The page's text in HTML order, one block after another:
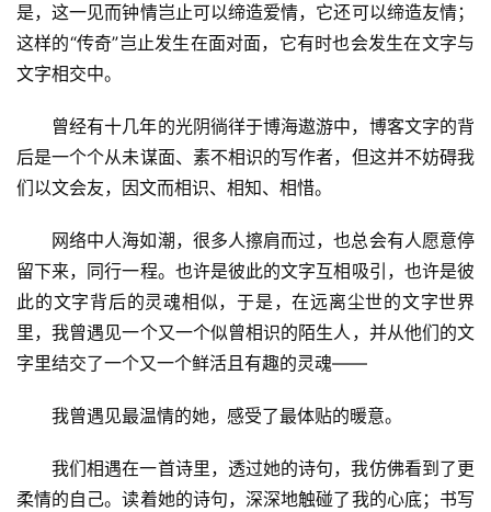
是，这一见而钟情岂止可以缔造爱情，它还可以缔造友情；
这样的“传奇”岂止发生在面对面，它有时也会发生在文字与
文字相交中。
曾经有十几年的光阴徜徉于博海遨游中，博客文字的背
后是一个个从未谋面、素不相识的写作者，但这并不妨碍我
们以文会友，因文而相识、相知、相惜。
网络中人海如潮，很多人擦肩而过，也总会有人愿意停
留下来，同行一程。也许是彼此的文字互相吸引，也许是彼
此的文字背后的灵魂相似，于是，在远离尘世的文字世界
里，我曾遇见一个又一个似曾相识的陌生人，并从他们的文
字里结交了一个又一个鲜活且有趣的灵魂——
我曾遇见最温情的她，感受了最体贴的暖意。
我们相遇在一首诗里，透过她的诗句，我仿佛看到了更
柔情的自己。读着她的诗句，深深地触碰了我的心底；书写